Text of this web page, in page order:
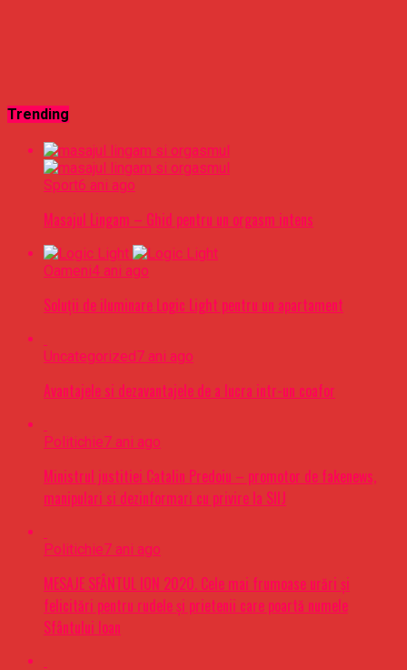
Trending
Sport6 ani ago
Masajul Lingam – Ghid pentru un orgasm intens
Oameni4 ani ago
Soluții de iluminare Logic Light pentru un apartament
Uncategorized7 ani ago
Avantajele si dezavantajele de a lucra intr-un coafor
Politichie7 ani ago
Ministrul justitiei Catalin Predoiu – promotor de fakenews,
manipulari si dezinformari cu privire la SIIJ
Politichie7 ani ago
MESAJE SFÂNTUL ION 2020. Cele mai frumoase urări şi
felicitări pentru rudele şi prietenii care poartă numele
Sfântului Ioan